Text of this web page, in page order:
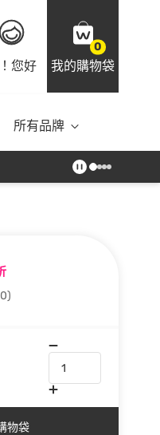
您好
0
我的購物袋
所有品牌
物袋